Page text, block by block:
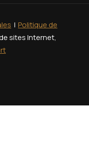
| Politique de
sites Internet,